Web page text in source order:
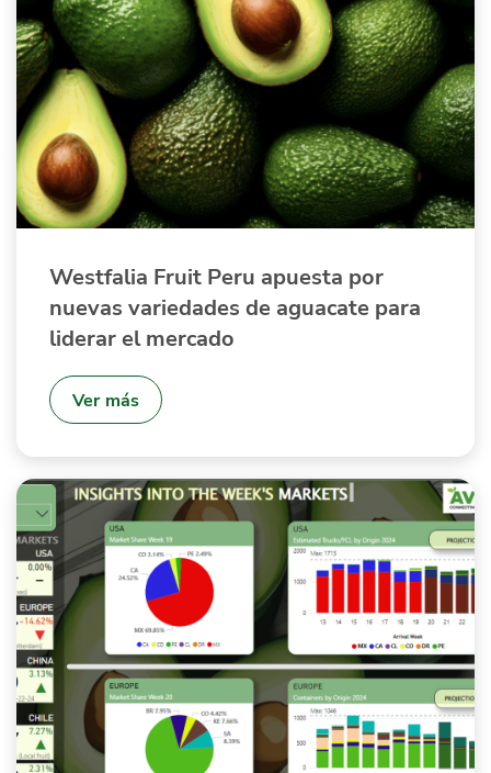
Westfalia Fruit Peru apuesta por
nuevas variedades de aguacate para
liderar el mercado
Ver más